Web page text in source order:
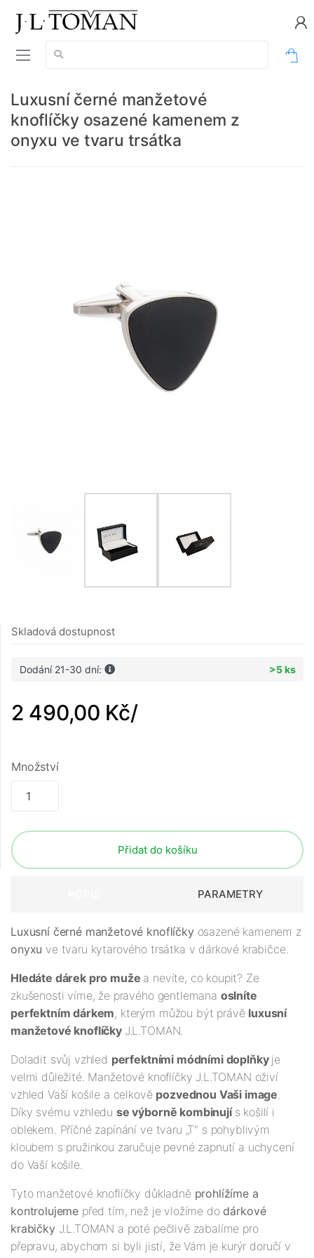
Vyhledávání:
Luxusní černé manžetové
knoflíčky osazené kamenem z
onyxu ve tvaru trsátka
Skladová dostupnost
Dodání 21-30 dní: >5 ks
2 490,00 Kč/
Množství
Přidat do košíku
PARAMETRY
Luxusní černé manžetové knoflíčkyosazené kamenem z
onyxu ve tvaru kytarového trsátka v dárkové krabičce.
Hledáte dárek pro muže a nevíte, co koupit? Ze
zkušenosti víme, že pravého gentlemana oslníte
perfektním dárkem, kterým můžou být právě luxusní
manžetové knoflíčky J.L.TOMAN.
Doladit svůj vzhled perfektními módními doplňky je
velmi důležité. Manžetové knoflíčky J.L.TOMAN oživí
vzhled Vaší košile a celkově pozvednou Vaši image.
Díky svému vzhledu se výborně kombinují s košilí i
oblekem. Příčné zapínání ve tvaru „T" s pohyblivým
kloubem s pružinkou zaručuje pevné zapnutí a uchycení
do Vaší košile.
Tyto manžetové knoflíčky důkladně prohlížíme a
kontrolujeme před tím, než je vložíme do dárkové
krabičkyJ.L.TOMAN a poté pečlivě zabalíme pro
přepravu, abychom si byli jistí, že Vám je kurýr doručí v